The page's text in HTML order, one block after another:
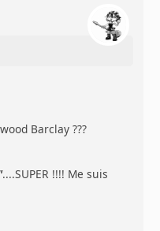
Barclay ???
....SUPER !!!! Me suis